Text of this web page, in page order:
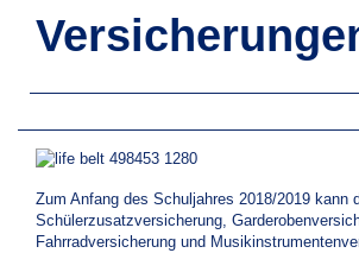
Zum Anfang des Schuljahres 2018/2019 kann
Schülerzusatzversicherung,
Fahrradversicherung und